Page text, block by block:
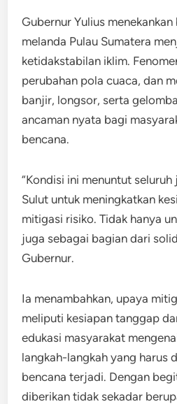
Gubernur Yulius
melanda Pulau Sumatera
ketidakstabilan iklim.
perubahan pola cuaca, dan
banjir, longsor, serta
ancaman nyata bagi
bencana.
“Kondisi ini menuntut
Sulut untuk meningkatkan
mitigasi risiko. Tidak hanya
juga sebagai bagian dari
Gubernur.
Ia menambahkan, upaya
meliputi kesiapan tanggap
edukasi masyarakat
langkah-langkah yang harus
bencana terjadi. Dengan
diberikan tidak sekadar